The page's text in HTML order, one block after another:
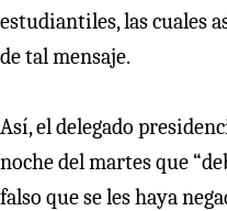
estudiantiles, las cuales
de tal mensaje.
Así, el delegado
noche del martes que
falso que se les haya